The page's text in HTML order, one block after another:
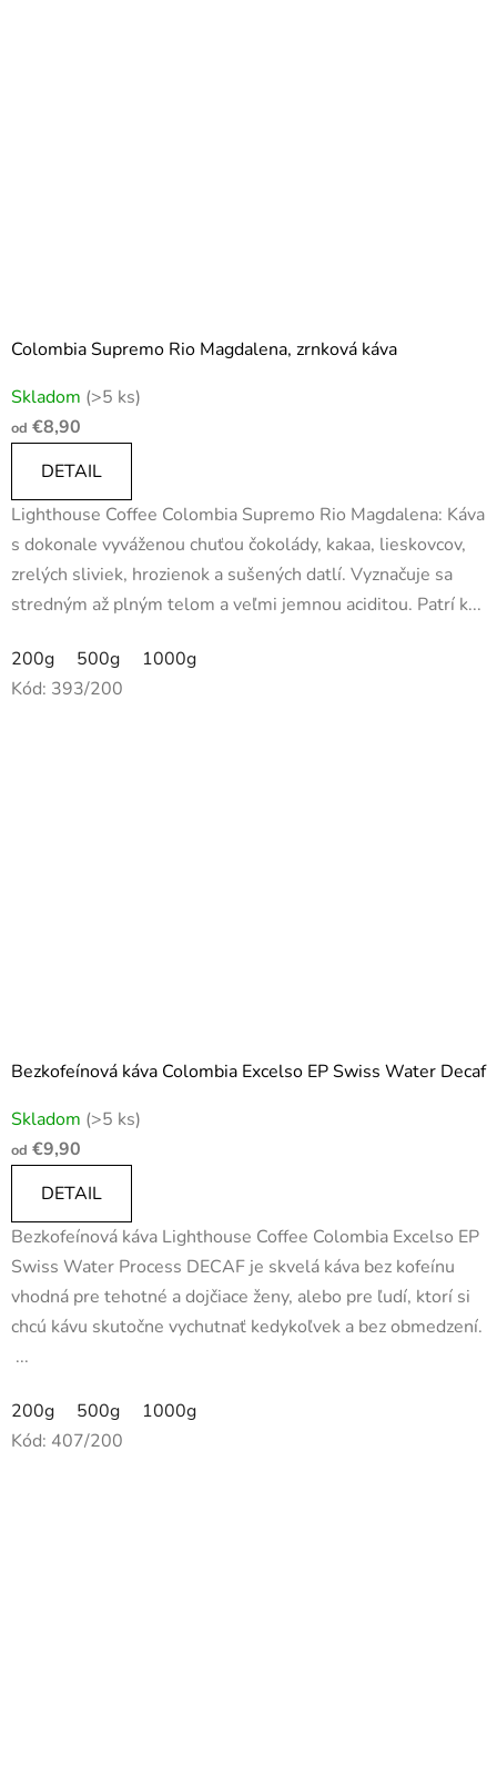
Colombia Supremo Rio Magdalena, zrnková káva
hodnotenie
produktu
5,0
z
5
hviezdičiek.
Skladom (>5 ks)
od €8,90
DETAIL
Lighthouse Coffee Colombia Supremo Rio Magdalena: Káva
s dokonale vyváženou chuťou čokolády, kakaa, lieskovcov,
zrelých sliviek, hrozienok a sušených datlí. Vyznačuje sa
stredným až plným telom a veľmi jemnou aciditou. Patrí k...
200g 500g
1000g
Kód: 393/200
Bezkofeínová káva Colombia Excelso EP Swiss Water Decaf
hodnotenie
produktu
4,0
z
5
hviezdičiek.
Skladom (>5 ks)
od €9,90
DETAIL
Bezkofeínová káva Lighthouse Coffee Colombia Excelso EP
Swiss Water Process DECAF je skvelá káva bez kofeínu
vhodná pre tehotné a dojčiace ženy, alebo pre ľudí, ktorí si
chcú kávu skutočne vychutnať kedykoľvek a bez obmedzení.
...
200g 500g
1000g
Kód: 407/200